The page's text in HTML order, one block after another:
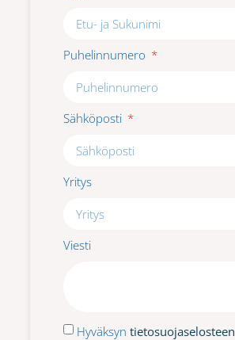
Puhelinnumero
Sähköposti
Yritys
Viesti
Hyväksyntietosuojaselosteen